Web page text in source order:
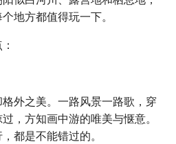
地方都值得玩一下。
外之美。一路风景一路歌，穿
，方知画中游的唯美与惬意。
都是不能错过的。